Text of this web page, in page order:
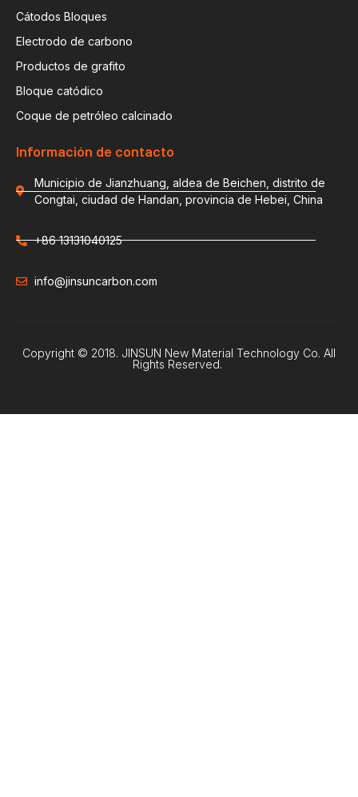
Cátodos Bloques
Electrodo de carbono
Productos de grafito
Bloque catódico
Coque de petróleo calcinado
Información de contacto
Municipio de Jianzhuang, aldea de Beichen, distrito de
Congtai, ciudad de Handan, provincia de Hebei, China
+86 13131040125
info@jinsuncarbon.com
Copyright © 2018. JINSUN New Material Technology Co. All
Rights Reserved.